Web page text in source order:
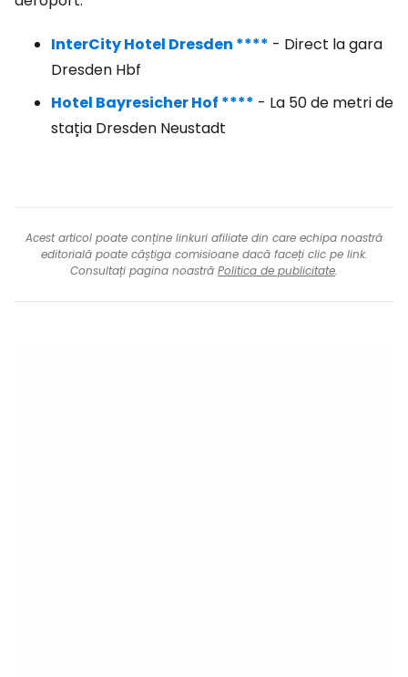
InterCity Hotel Dresden **** - Direct la gara
Dresden Hbf
Hotel Bayresicher Hof **** - La 50 de metri de
stația Dresden Neustadt
Acest articol poate conține linkuri afiliate din care echipa noastră
editorială poate câștiga comisioane dacă faceți clic pe link.
Consultați pagina noastră Politica de publicitate.